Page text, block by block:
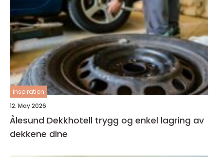
inspiration
12. May 2026
Ålesund Dekkhotell trygg og enkel lagring av
dekkene dine